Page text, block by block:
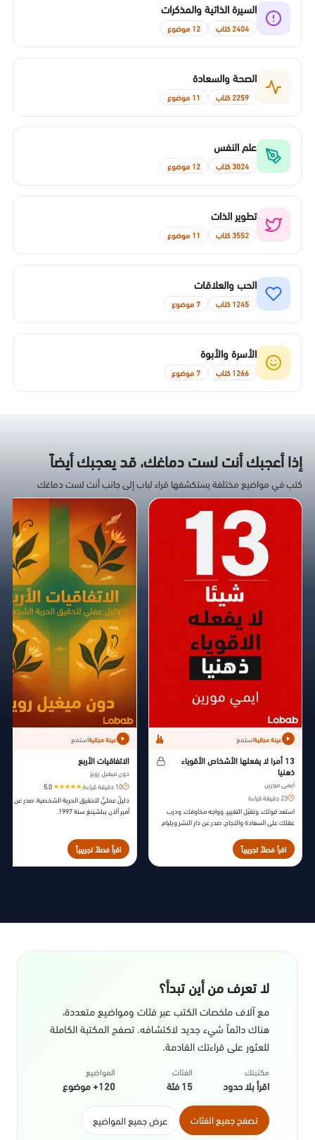
السيرة الذاتية والمذكرات
2404 كتاب 12 موضوع
الصحة والسعادة
2259 كتاب 11 موضوع
علم النفس
3024 كتاب 12 موضوع
تطوير الذات
3552 كتاب 11 موضوع
الحب والعلاقات
1245 كتاب 7 موضوع
الأسرة والأبوة
1266 كتاب 7 موضوع
إذا أعجبك أنت لست دماغك، قد يعجبك أيضاً
كتب في مواضيع مختلفة يستكشفها قراء لباب إلى جانب أنت لست دماغك
عينة مجانيةاستمع
13 أمرا لا يفعلها الأشخاص الأقوياء
ذهنيا
ايمي مورين
23 دقيقة قراءة
استعد قوتك، وتقبّل التغيير، وواجه مخاوفك، ودرب
عقلك على السعادة والنجاح، صدر عن دار النشر ويليام
اقرأ فصلاً تجريبياً
عينة مجانيةاستمع
الاتفاقيات الأربع
دون ميغيل رويز
10 دقيقة قراءة
·
5.0
دليلٌ عمليٌّ لتحقيق الحرية الشخصية. صدر عن دار
أمبر آلان ببلشينغ سنة 1997.
اقرأ فصلاً تجريبياً
لا تعرف من أين تبدأ؟
مع آلاف ملخصات الكتب عبر فئات ومواضيع متعددة،
هناك دائماً شيء جديد لاكتشافه. تصفح المكتبة الكاملة
للعثور على قراءتك القادمة.
مكتبتك
اقرأ بلا حدود
الفئات
15 فئة
المواضيع
120+ موضوع
تصفح جميع الفئات عرض جميع المواضيع